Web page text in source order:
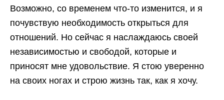
Возможно, со временем что-то изменится, и я
почувствую необходимость открыться для
отношений. Но сейчас я наслаждаюсь своей
независимостью и свободой, которые и
приносят мне удовольствие. Я стою уверенно
на своих ногах и строю жизнь так, как я хочу.